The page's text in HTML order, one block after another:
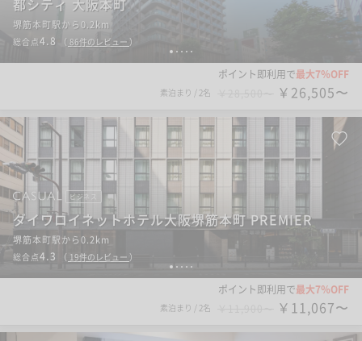
1 2 3 4 5
都シティ 大阪本町
堺筋本町駅から0.2km
総合点4.8 （ 86件のレビュー ）
ポイント即利用で最大7％OFF
素泊まり / 2名 ￥26,505〜
1 2 3 4 5
ビジネス
ダイワロイネットホテル大阪堺筋本町 PREMIER
堺筋本町駅から0.2km
総合点4.3 （ 19件のレビュー ）
ポイント即利用で最大7％OFF
素泊まり / 2名 ￥11,067〜